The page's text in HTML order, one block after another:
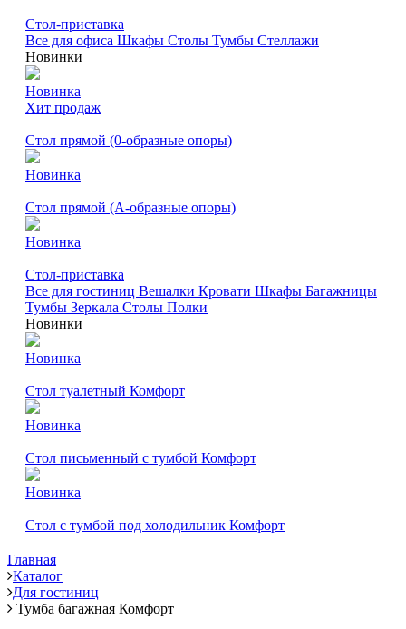
Стол-приставка
Все для офиса Шкафы Столы Тумбы Стеллажи
Новинки
Новинка
Хит продаж
Стол прямой (0-образные опоры)
Новинка
Стол прямой (А-образные опоры)
Новинка
Стол-приставка
Все для гостиниц Вешалки Кровати Шкафы Багажницы
Тумбы Зеркала Столы Полки
Новинки
Новинка
Стол туалетный Комфорт
Новинка
Стол письменный с тумбой Комфорт
Новинка
Стол с тумбой под холодильник Комфорт
Главная
Каталог
Для гостиниц
Тумба багажная Комфорт